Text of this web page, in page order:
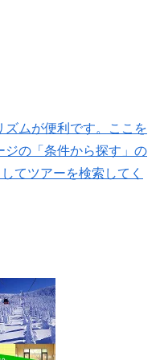
ズムが便利です。ここを
ジの「条件から探す」の
てツアーを検索してく